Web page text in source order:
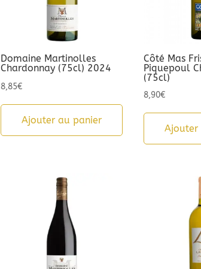
Domaine Martinolles
Chardonnay (75cl) 2024
8,85€
Ajouter au panier
Côté Mas
Piquepoul
(75cl)
8,90€
Ajouter